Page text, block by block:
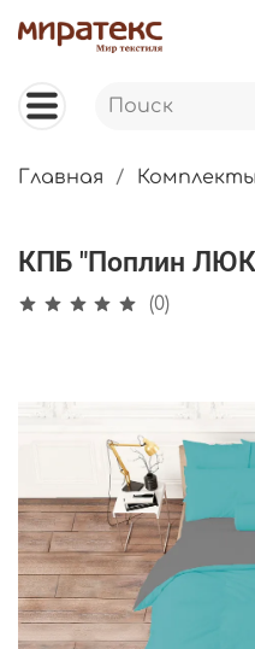
Главная
КПБ "Поплин
(0)